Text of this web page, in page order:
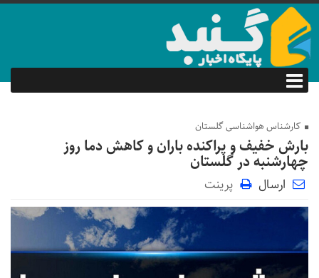
کارشناس هواشناسی گلستان
بارش خفیف و پراکنده باران و کاهش دما روز
چهارشنبه در گلستان
ارسال پرینت